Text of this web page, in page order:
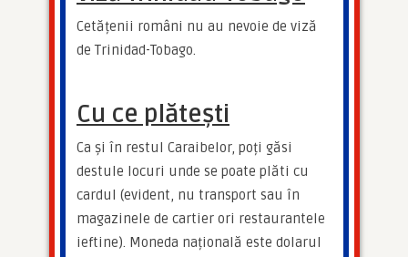
Cetățenii români nu au nevoie de viză
de Trinidad-Tobago.
Cu ce plătești
Ca și în restul Caraibelor, poți găsi
destule locuri unde se poate plăti cu
cardul (evident, nu transport sau în
magazinele de cartier ori restaurantele
ieftine). Moneda națională este dolarul